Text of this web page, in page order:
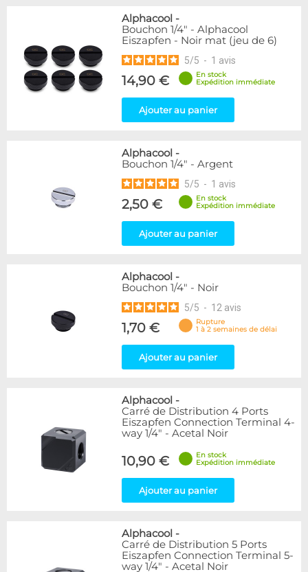
5
Disponibilité / Promotions
Articles en stock
Articles en promotions
Alphacool -
Bouchon 1/4" - Alphacool
Eiszapfen - Noir mat (jeu de 6)
5/5 - 1 avis
14,90 €
En stock
Expédition immédiate
Ajouter au panier
Alphacool -
Bouchon 1/4" - Argent
5/5 - 1 avis
2,50 €
En stock
Expédition immédiate
Ajouter au panier
Alphacool -
Bouchon 1/4" - Noir
5/5 - 12 avis
1,70 €
Rupture
1 à 2 semaines de délai
Ajouter au panier
Alphacool -
Carré de Distribution 4 Ports
Eiszapfen Connection Terminal 4-
way 1/4" - Acetal Noir
10,90 €
En stock
Expédition immédiate
Ajouter au panier
Alphacool -
Carré de Distribution 5 Ports
Eiszapfen Connection Terminal 5-
way 1/4" - Acetal Noir